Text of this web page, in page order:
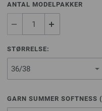
ANTAL MODELPAKKER
STØRRELSE:
GARN SUMMER SOFTNESS (